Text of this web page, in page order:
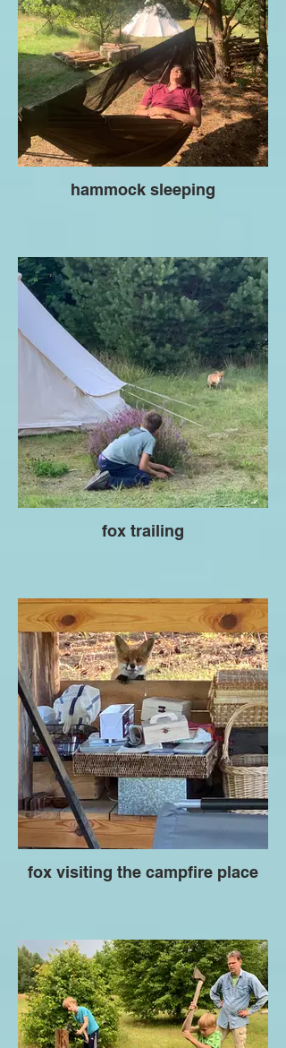
hammock sleeping
fox trailing
fox visiting the campfire place